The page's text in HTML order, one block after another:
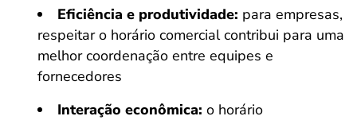
Eficiência e produtividade: para empresas,
respeitar o horário comercial contribui para uma
melhor coordenação entre equipes e
fornecedores
Interação econômica: o horário